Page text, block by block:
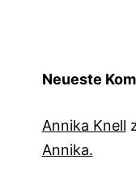
Neueste
Annika Knell
Annika.